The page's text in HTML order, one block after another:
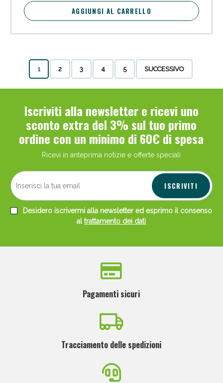
AGGIUNGI AL CARRELLO
1 2 3 4 5 SUCCESSIVO
Iscriviti alla newsletter e ricevi uno
sconto extra del 3% sul tuo primo
ordine con un minimo di 60€ di spesa
Ricevi in anteprima notizie e offerte speciali
ISCRIVITI
Desidero iscrivermi alla newsletter ed esprimo il consenso
altrattamento dei dati
Pagamenti sicuri
Tracciamento delle spedizioni